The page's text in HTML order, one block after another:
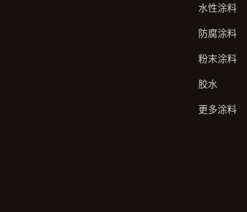
水性涂料
防腐涂料
粉末涂料
胶水
更多涂料